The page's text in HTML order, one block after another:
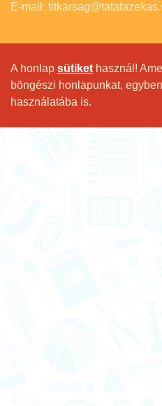
E-mail:
A honlap sütiket használ!
böngészi honlapunkat,
használatába is.